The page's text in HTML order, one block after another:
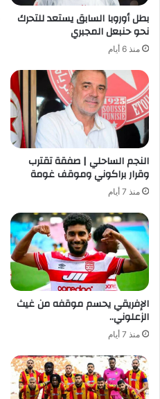
بطل أوروبا السابق يستعد للتحرك
نحو حنبعل المجبري
منذ 6 أيام
النجم الساحلي | صفقة تقترب
وقرار براكوني وموقف غومة
منذ 7 أيام
الإفريقي يحسم موقفه من غيث
الزعلوني..
منذ 7 أيام